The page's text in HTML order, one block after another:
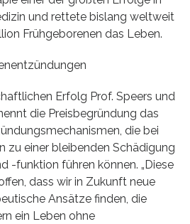
und rettete bislang weltweit
Frühgeborenen das Leben.
Erfolg Prof. Speers und
die Preisbegründung das
die bei
zu einer bleibenden Schädigung
-funktion führen können. „Diese
dass wir in Zukunft neue
Ansätze finden, die
ein Leben ohne